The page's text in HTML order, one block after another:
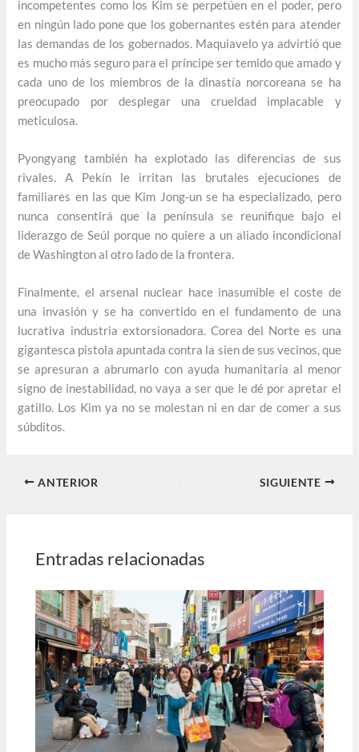
incompetentes como los Kim se perpetúen en el poder, pero
en ningún lado pone que los gobernantes estén para atender
las demandas de los gobernados. Maquiavelo ya advirtió que
es mucho más seguro para el príncipe ser temido que amado y
cada uno de los miembros de la dinastía norcoreana se ha
preocupado por desplegar una crueldad implacable y
meticulosa.
Pyongyang también ha explotado las diferencias de sus
rivales. A Pekín le irritan las brutales ejecuciones de
familiares en las que Kim Jong-un se ha especializado, pero
nunca consentirá que la península se reunifique bajo el
liderazgo de Seúl porque no quiere a un aliado incondicional
de Washington al otro lado de la frontera.
Finalmente, el arsenal nuclear hace inasumible el coste de
una invasión y se ha convertido en el fundamento de una
lucrativa industria extorsionadora. Corea del Norte es una
gigantesca pistola apuntada contra la sien de sus vecinos, que
se apresuran a abrumarlo con ayuda humanitaria al menor
signo de inestabilidad, no vaya a ser que le dé por apretar el
gatillo. Los Kim ya no se molestan ni en dar de comer a sus
súbditos.
ANTERIOR SIGUIENTE
Entradas relacionadas